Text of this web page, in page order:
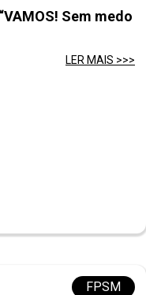
Sem medo
LER MAIS >>>
FPSM